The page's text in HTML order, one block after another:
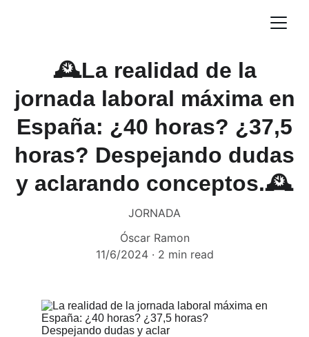
🕰️La realidad de la
jornada laboral máxima en
España: ¿40 horas? ¿37,5
horas? Despejando dudas
y aclarando conceptos.🕰️
JORNADA
Óscar Ramon
11/6/2024
2 min read